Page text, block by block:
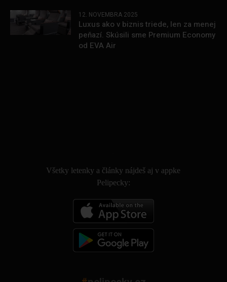
12. NOVEMBRA 2025
Luxus ako v biznis triede, len za menej
peňazí. Skúsili sme Premium Economy
od EVA Air
Všetky letenky a články nájdeš aj v appke
Pelipecky: